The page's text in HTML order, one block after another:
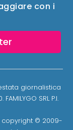
con i
giornalistica
SRL P.I.
copyright © 2009-